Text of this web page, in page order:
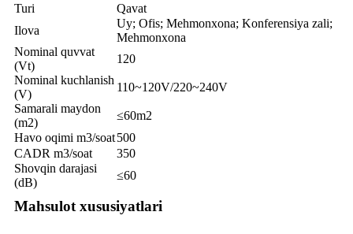
Turi
Qavat
Ilova
Uy; Ofis; Mehmonxona; Konferensiya zali;
Mehmonxona
Nominal quvvat
(Vt)
120
Nominal kuchlanish
(V)
110~120V/220~240V
Samarali maydon
(m2)
≤60m2
Havo oqimi m3/soat500
CADR m3/soat
350
Shovqin darajasi
(dB)
≤60
Mahsulot xususiyatlari